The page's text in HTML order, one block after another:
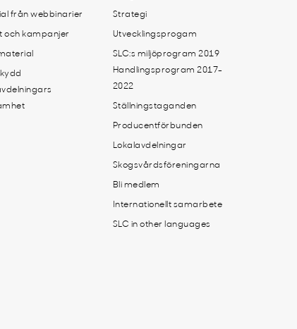
från webbinarier
och kampanjer
Strategi
Utvecklingsprogam
SLC:s miljöprogram 2019
Handlingsprogram 2017-
2022
Ställningstaganden
Producentförbunden
Lokalavdelningar
Skogsvårdsföreningarna
Bli medlem
Internationellt samarbete
SLC in other languages